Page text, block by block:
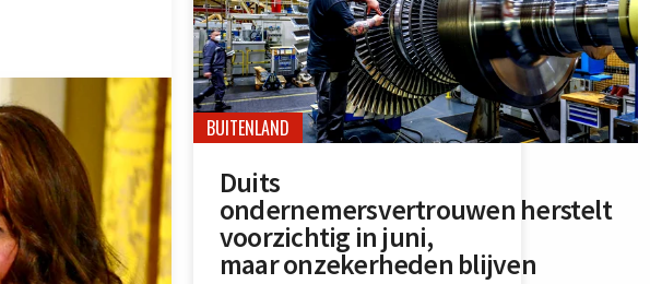
BUITENLAND
Duits
ondernemersvertrouwen herstelt
voorzichtig in juni,
maar onzekerheden blijven